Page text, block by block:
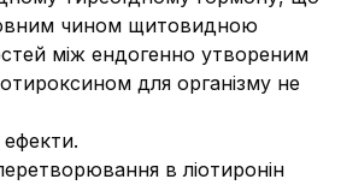
чином щитовидною
між ендогенно утвореним
для організму не
в ліотиронін